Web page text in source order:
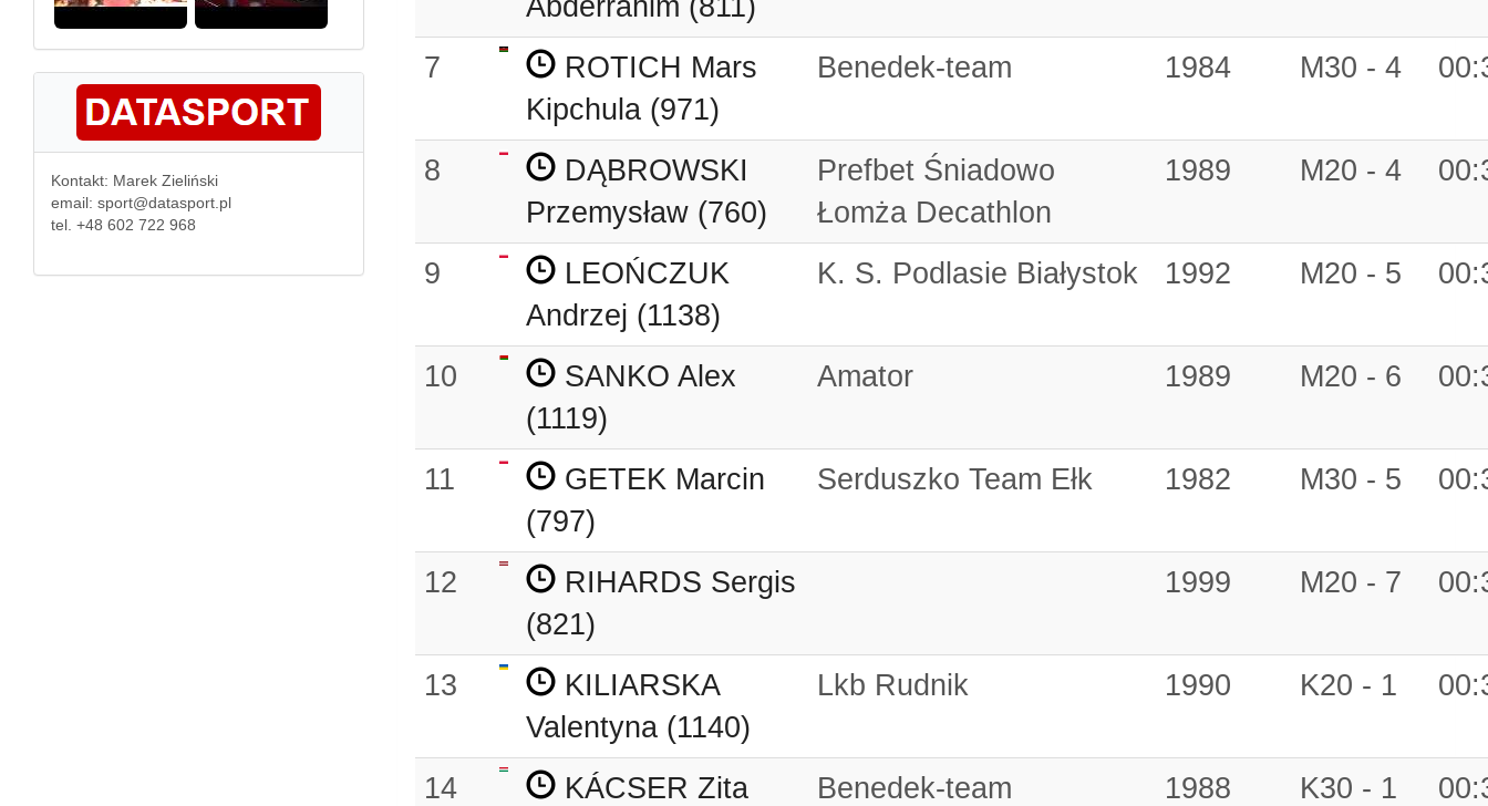
Kontakt: Marek Zieliński
email: sport@datasport.pl
tel. +48 602 722 968
Abderrahim (811)
7
ROTICH Mars
Kipchula (971)
Benedek-team 1984 M30 - 4
8
DĄBROWSKI
Przemysław (760)
Prefbet Śniadowo
Łomża Decathlon
1989 M20 - 4
9
LEOŃCZUK
Andrzej (1138)
K. S. Podlasie Białystok 1992 M20 - 5
10
SANKO Alex
(1119)
Amator 1989 M20 - 6
11
GETEK Marcin
(797)
Serduszko Team Ełk 1982 M30 - 5
12
RIHARDS Sergis
(821)
1999 M20 - 7
13
KILIARSKA
Valentyna (1140)
Lkb Rudnik 1990 K20 - 1
14
KÁCSER Zita
Benedek-team 1988 K30 - 1